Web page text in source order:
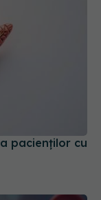
pacienților cu